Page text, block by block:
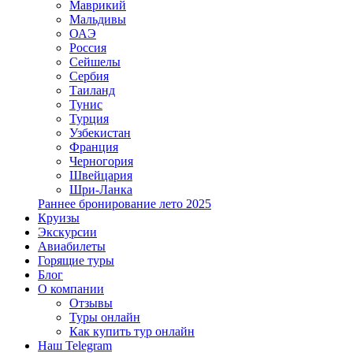
Маврикий
Мальдивы
ОАЭ
Россия
Сейшелы
Сербия
Таиланд
Тунис
Турция
Узбекистан
Франция
Черногория
Швейцария
Шри-Ланка
Раннее бронирование лето 2025
Круизы
Экскурсии
Авиабилеты
Горящие туры
Блог
О компании
Отзывы
Туры онлайн
Как купить тур онлайн
Наш Telegram